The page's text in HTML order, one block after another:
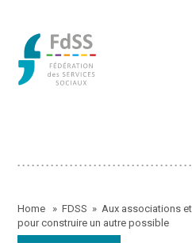
Home »FDSS »Aux associations
pour construire un autre possible